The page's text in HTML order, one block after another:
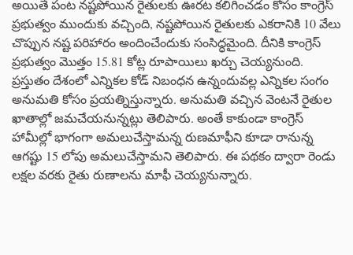
అయితే పంట నష్టపోయిన రైతులకు ఊరట కలిగించడం కోసం కాంగ్రెస్
ప్రభుత్వం ముందుకు వచ్చింది, నష్టపోయిన రైతులకు ఎకరానికి 10 వేలు
చొప్పున నష్ట పరిహారం అందించేందుకు సంసిద్ధమైంది. దీనికి కాంగ్రెస్
ప్రభుత్వం మొత్తం 15.81 కోట్ల రూపాయిలు ఖర్చు చెయ్యనుంది.
ప్రస్తుతం దేశంలో ఎన్నికల కోడ్ నిబంధన ఉన్నందువల్ల ఎన్నికల సంగం
అనుమతి కోసం ప్రయత్నిస్తున్నారు. అనుమతి వచ్చిన వెంటనే రైతుల
ఖాతాల్లో జమచేయనున్నట్లు తెలిపారు. అంతే కాకుండా కాంగ్రెస్
హామీల్లో భాగంగా అమలుచేస్తామన్న రుణమాఫీని కూడా రానున్న
ఆగష్టు 15 లోపు అమలుచేస్తామని తెలిపారు. ఈ పథకం ద్వారా రెండు
లక్షల వరకు రైతు రుణాలను మాఫీ చెయ్యనున్నారు.